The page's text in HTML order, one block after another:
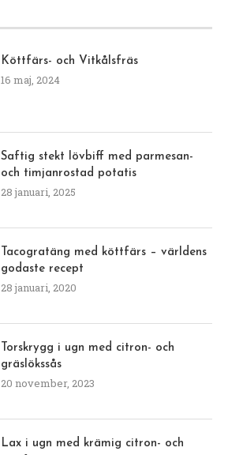
Köttfärs- och Vitkålsfräs
16 maj, 2024
Saftig stekt lövbiff med parmesan-
och timjanrostad potatis
28 januari, 2025
Tacogratäng med köttfärs – världens
godaste recept
28 januari, 2020
Torskrygg i ugn med citron- och
gräslökssås
20 november, 2023
Lax i ugn med krämig citron- och